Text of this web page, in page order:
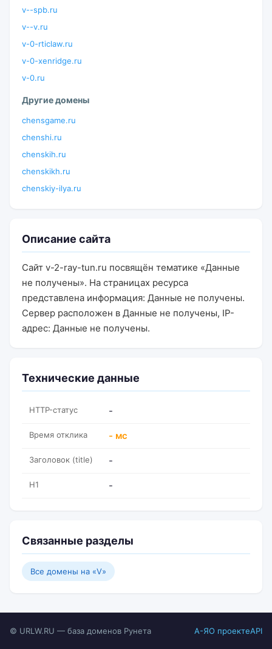
v--spb.ru
v--v.ru
v-0-rticlaw.ru
v-0-xenridge.ru
v-0.ru
Другие домены
chensgame.ru
chenshi.ru
chenskih.ru
chenskikh.ru
chenskiy-ilya.ru
Описание сайта
Сайт v-2-ray-tun.ru посвящён тематике «Данные
не получены». На страницах ресурса
представлена информация: Данные не получены.
Сервер расположен в Данные не получены, IP-
адрес: Данные не получены.
Технические данные
HTTP-статус -
Время отклика - мс
Заголовок (title) -
H1 -
Связанные разделы
Все домены на «V»
© URLW.RU — база доменов Рунета А-ЯО проектеAPI